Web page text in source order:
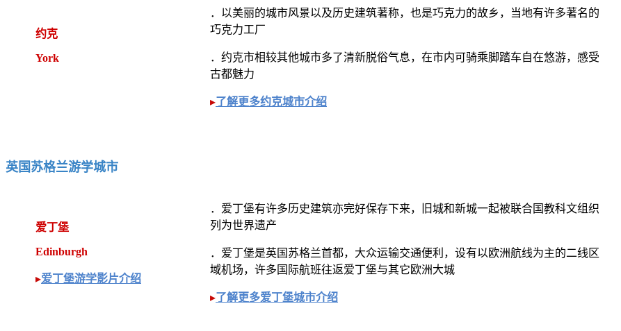
约克
York
．以美丽的城市风景以及历史建筑著称，也是巧克力的故乡，当地有许多著名的
巧克力工厂
．约克市相较其他城市多了清新脱俗气息，在市内可骑乘脚踏车自在悠游，感受
古都魅力
▸了解更多约克城市介绍
英国苏格兰游学城市
爱丁堡
Edinburgh
▸爱丁堡游学影片介绍
．爱丁堡有许多历史建筑亦完好保存下来，旧城和新城一起被联合国教科文组织
列为世界遗产
．爱丁堡是英国苏格兰首都，大众运输交通便利，设有以欧洲航线为主的二线区
域机场，许多国际航班往返爱丁堡与其它欧洲大城
▸了解更多爱丁堡城市介绍